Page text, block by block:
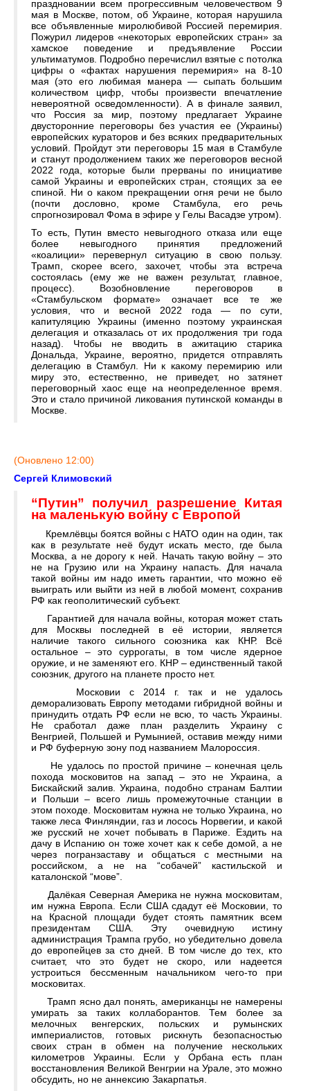
праздновании всем прогрессивным человечеством 9
мая в Москве, потом, об Украине, которая нарушила
все объявленные миролюбивой Россией перемирия.
Пожурил лидеров «некоторых европейских стран» за
хамское поведение и предъявление России
ультиматумов. Подробно перечислил взятые с потолка
цифры о «фактах нарушения перемирия» на 8-10
мая (это его любимая манера — сыпать большим
количеством цифр, чтобы произвести впечатление
невероятной осведомленности). А в финале заявил,
что Россия за мир, поэтому предлагает Украине
двусторонние переговоры без участия ее (Украины)
европейских кураторов и без всяких предварительных
условий. Пройдут эти переговоры 15 мая в Стамбуле
и станут продолжением таких же переговоров весной
2022 года, которые были прерваны по инициативе
самой Украины и европейских стран, стоящих за ее
спиной. Ни о каком прекращении огня речи не было
(почти дословно, кроме Стамбула, его речь
спрогнозировал Фома в эфире у Гелы Васадзе утром).
То есть, Путин вместо невыгодного отказа или еще
более невыгодного принятия предложений
«коалиции» перевернул ситуацию в свою пользу.
Трамп, скорее всего, захочет, чтобы эта встреча
состоялась (ему же не важен результат, главное,
процесс). Возобновление переговоров в
«Стамбульском формате» означает все те же
условия, что и весной 2022 года — по сути,
капитуляцию Украины (именно поэтому украинская
делегация и отказалась от их продолжения три года
назад). Чтобы не вводить в ажитацию старика
Дональда, Украине, вероятно, придется отправлять
делегацию в Стамбул. Ни к какому перемирию или
миру это, естественно, не приведет, но затянет
переговорный хаос еще на неопределенное время.
Это и стало причиной ликования путинской команды в
Москве.
(Оновлено 12:00)
Сергей Климовский
“Путин” получил разрешение Китая
на маленькую войну с Европой
Кремлёвцы боятся войны с НАТО один на один, так
как в результате неё будут искать место, где была
Москва, а не дорогу к ней. Начать такую войну – это
не на Грузию или на Украину напасть. Для начала
такой войны им надо иметь гарантии, что можно её
выиграть или выйти из ней в любой момент, сохранив
РФ как геополитический субъект.
Гарантией для начала войны, которая может стать
для Москвы последней в её истории, является
наличие такого сильного союзника как КНР. Всё
остальное – это суррогаты, в том числе ядерное
оружие, и не заменяют его. КНР – единственный такой
союзник, другого на планете просто нет.
Московии с 2014 г. так и не удалось
деморализовать Европу методами гибридной войны и
принудить отдать РФ если не всю, то часть Украины.
Не сработал даже план разделить Украину с
Венгрией, Польшей и Румынией, оставив между ними
и РФ буферную зону под названием Малороссия.
Не удалось по простой причине – конечная цель
похода московитов на запад – это не Украина, а
Бискайский залив. Украина, подобно странам Балтии
и Польши – всего лишь промежуточные станции в
этом походе. Московитам нужна не только Украина, но
также леса Финляндии, газ и лосось Норвегии, и какой
же русский не хочет побывать в Париже. Ездить на
дачу в Испанию он тоже хочет как к себе домой, а не
через погранзаставу и общаться с местными на
российском, а не на “собачей” кастильской и
каталонской “мове”.
Далёкая Северная Америка не нужна московитам,
им нужна Европа. Если США сдадут её Московии, то
на Красной площади будет стоять памятник всем
президентам США. Эту очевидную истину
администрация Трампа грубо, но убедительно довела
до европейцев за сто дней. В том числе до тех, кто
считает, что это будет не скоро, или надеется
устроиться бессменным начальником чего-то при
московитах.
Трамп ясно дал понять, американцы не намерены
умирать за таких коллаборантов. Тем более за
мелочных венгерских, польских и румынских
империалистов, готовых рискнуть безопасностью
своих стран в обмен на получение нескольких
километров Украины. Если у Орбана есть план
восстановления Великой Венгрии на Урале, это можно
обсудить, но не аннексию Закарпатья.